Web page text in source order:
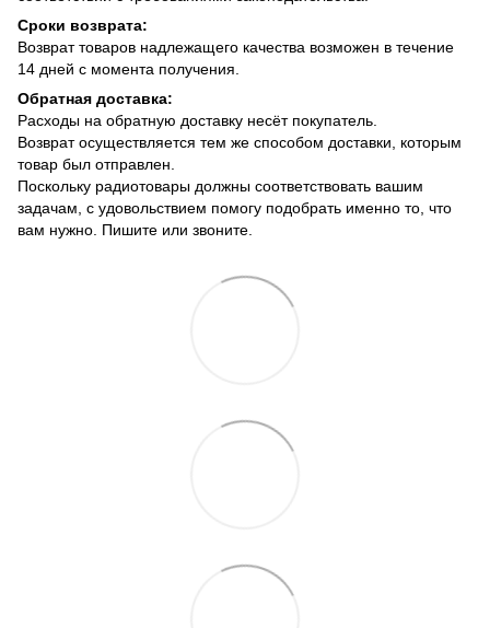
Сроки возврата:
Возврат товаров надлежащего качества возможен в течение
14 дней с момента получения.
Обратная доставка:
Расходы на обратную доставку несёт покупатель.
Возврат осуществляется тем же способом доставки, которым
товар был отправлен.
Поскольку радиотовары должны соответствовать вашим
задачам, с удовольствием помогу подобрать именно то, что
вам нужно. Пишите или звоните.